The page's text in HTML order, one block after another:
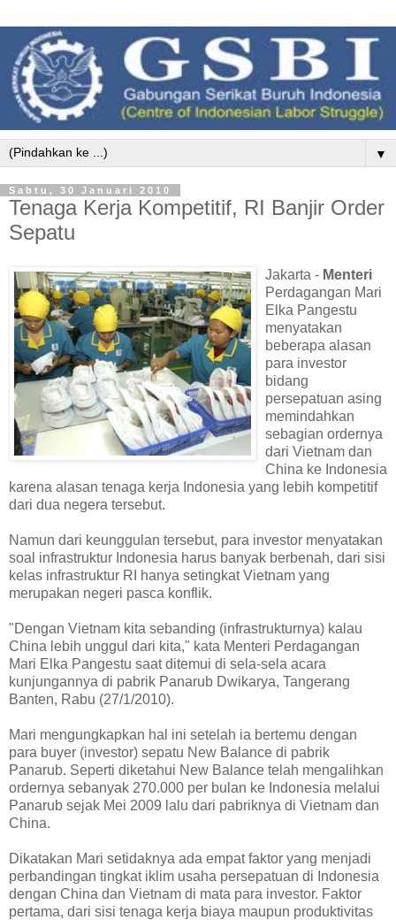
▼
Sabtu, 30 Januari 2010
Tenaga Kerja Kompetitif, RI Banjir Order
Sepatu
Jakarta - Menteri
Perdagangan Mari
Elka Pangestu
menyatakan
beberapa alasan
para investor
bidang
persepatuan asing
memindahkan
sebagian ordernya
dari Vietnam dan
China ke Indonesia
karena alasan tenaga kerja Indonesia yang lebih kompetitif
dari dua negera tersebut.
Namun dari keunggulan tersebut, para investor menyatakan
soal infrastruktur Indonesia harus banyak berbenah, dari sisi
kelas infrastruktur RI hanya setingkat Vietnam yang
merupakan negeri pasca konflik.
"Dengan Vietnam kita sebanding (infrastrukturnya) kalau
China lebih unggul dari kita," kata Menteri Perdagangan
Mari Elka Pangestu saat ditemui di sela-sela acara
kunjungannya di pabrik Panarub Dwikarya, Tangerang
Banten, Rabu (27/1/2010).
Mari mengungkapkan hal ini setelah ia bertemu dengan
para buyer (investor) sepatu New Balance di pabrik
Panarub. Seperti diketahui New Balance telah mengalihkan
ordernya sebanyak 270.000 per bulan ke Indonesia melalui
Panarub sejak Mei 2009 lalu dari pabriknya di Vietnam dan
China.
Dikatakan Mari setidaknya ada empat faktor yang menjadi
perbandingan tingkat iklim usaha persepatuan di Indonesia
dengan China dan Vietnam di mata para investor. Faktor
pertama, dari sisi tenaga kerja biaya maupun produktivitas